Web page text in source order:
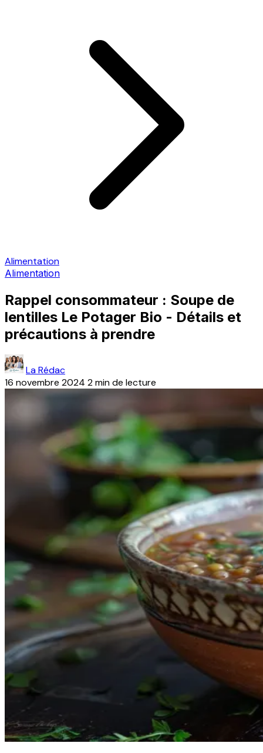
Alimentation
Alimentation
Rappel consommateur : Soupe de
lentilles Le Potager Bio - Détails et
précautions à prendre
La Rédac
16 novembre 2024 2 min de lecture